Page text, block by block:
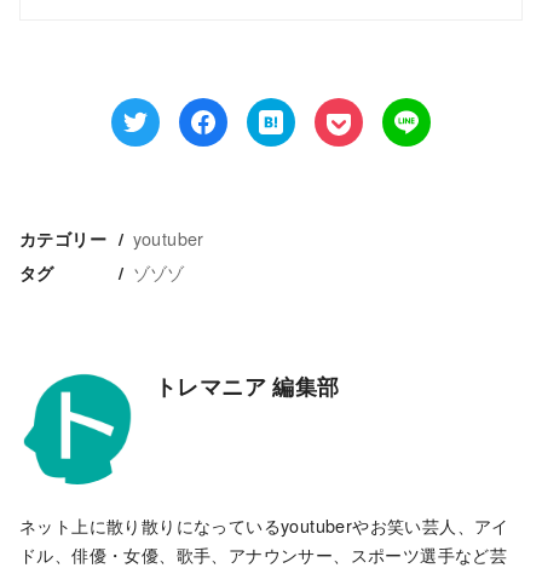
カテゴリー youtuber
タグ ゾゾゾ
トレマニア 編集部
ネット上に散り散りになっているyoutuberやお笑い芸人、アイ
ドル、俳優・女優、歌手、アナウンサー、スポーツ選手など芸